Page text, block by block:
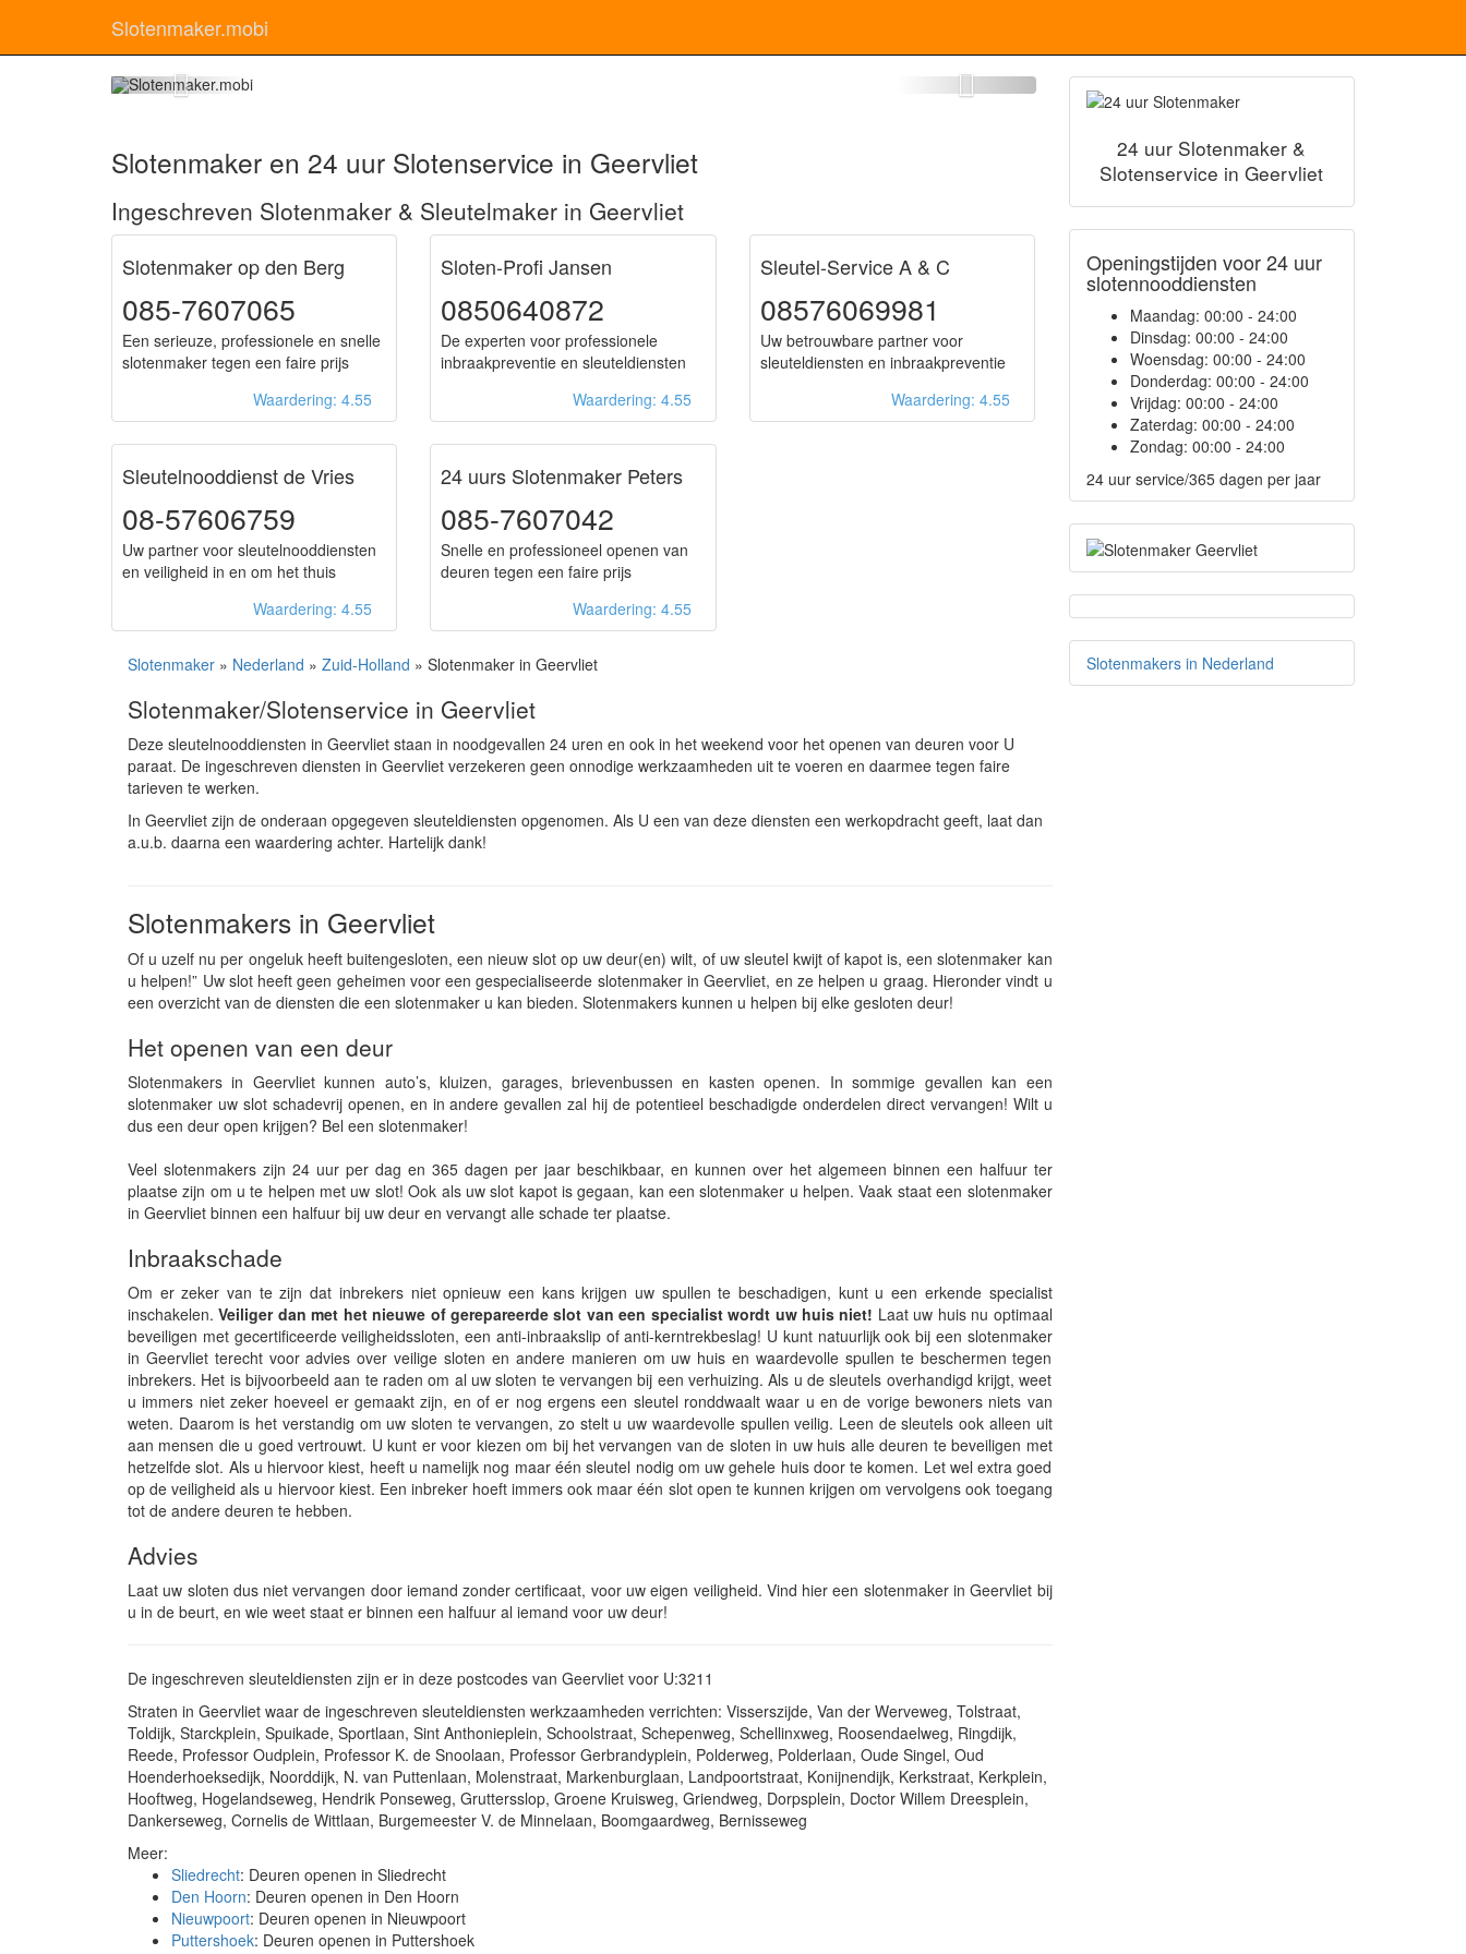
Slotenmaker.mobi
Slotenmaker en 24 uur Slotenservice in Geervliet
Ingeschreven Slotenmaker & Sleutelmaker in Geervliet
Slotenmaker op den Berg
085-7607065
Een serieuze, professionele en snelle
slotenmaker tegen een faire prijs
Waardering: 4.55
Sloten-Profi Jansen
0850640872
De experten voor professionele
inbraakpreventie en sleuteldiensten
Waardering: 4.55
Sleutel-Service A & C
08576069981
Uw betrouwbare partner voor
sleuteldiensten en inbraakpreventie
Waardering: 4.55
Sleutelnooddienst de Vries
08-57606759
Uw partner voor sleutelnooddiensten
en veiligheid in en om het thuis
Waardering: 4.55
24 uurs Slotenmaker Peters
085-7607042
Snelle en professioneel openen van
deuren tegen een faire prijs
Waardering: 4.55
Slotenmaker » Nederland » Zuid-Holland » Slotenmaker in Geervliet
Slotenmaker/Slotenservice in Geervliet
Deze sleutelnooddiensten in Geervliet staan in noodgevallen 24 uren en ook in het weekend voor het openen van deuren voor U
paraat. De ingeschreven diensten in Geervliet verzekeren geen onnodige werkzaamheden uit te voeren en daarmee tegen faire
tarieven te werken.
In Geervliet zijn de onderaan opgegeven sleuteldiensten opgenomen. Als U een van deze diensten een werkopdracht geeft, laat dan
a.u.b. daarna een waardering achter. Hartelijk dank!
Slotenmakers in Geervliet
Of u uzelf nu per ongeluk heeft buitengesloten, een nieuw slot op uw deur(en) wilt, of uw sleutel kwijt of kapot is, een slotenmaker kan
u helpen!” Uw slot heeft geen geheimen voor een gespecialiseerde slotenmaker in Geervliet, en ze helpen u graag. Hieronder vindt u
een overzicht van de diensten die een slotenmaker u kan bieden. Slotenmakers kunnen u helpen bij elke gesloten deur!
Het openen van een deur
Slotenmakers in Geervliet kunnen auto’s, kluizen, garages, brievenbussen en kasten openen. In sommige gevallen kan een
slotenmaker uw slot schadevrij openen, en in andere gevallen zal hij de potentieel beschadigde onderdelen direct vervangen! Wilt u
dus een deur open krijgen? Bel een slotenmaker!
Veel slotenmakers zijn 24 uur per dag en 365 dagen per jaar beschikbaar, en kunnen over het algemeen binnen een halfuur ter
plaatse zijn om u te helpen met uw slot! Ook als uw slot kapot is gegaan, kan een slotenmaker u helpen. Vaak staat een slotenmaker
in Geervliet binnen een halfuur bij uw deur en vervangt alle schade ter plaatse.
Inbraakschade
Om er zeker van te zijn dat inbrekers niet opnieuw een kans krijgen uw spullen te beschadigen, kunt u een erkende specialist
inschakelen. Veiliger dan met het nieuwe of gerepareerde slot van een specialist wordt uw huis niet! Laat uw huis nu optimaal
beveiligen met gecertificeerde veiligheidssloten, een anti-inbraakslip of anti-kerntrekbeslag! U kunt natuurlijk ook bij een slotenmaker
in Geervliet terecht voor advies over veilige sloten en andere manieren om uw huis en waardevolle spullen te beschermen tegen
inbrekers. Het is bijvoorbeeld aan te raden om al uw sloten te vervangen bij een verhuizing. Als u de sleutels overhandigd krijgt, weet
u immers niet zeker hoeveel er gemaakt zijn, en of er nog ergens een sleutel ronddwaalt waar u en de vorige bewoners niets van
weten. Daarom is het verstandig om uw sloten te vervangen, zo stelt u uw waardevolle spullen veilig. Leen de sleutels ook alleen uit
aan mensen die u goed vertrouwt. U kunt er voor kiezen om bij het vervangen van de sloten in uw huis alle deuren te beveiligen met
hetzelfde slot. Als u hiervoor kiest, heeft u namelijk nog maar één sleutel nodig om uw gehele huis door te komen. Let wel extra goed
op de veiligheid als u hiervoor kiest. Een inbreker hoeft immers ook maar één slot open te kunnen krijgen om vervolgens ook toegang
tot de andere deuren te hebben.
Advies
Laat uw sloten dus niet vervangen door iemand zonder certificaat, voor uw eigen veiligheid. Vind hier een slotenmaker in Geervliet bij
u in de beurt, en wie weet staat er binnen een halfuur al iemand voor uw deur!
De ingeschreven sleuteldiensten zijn er in deze postcodes van Geervliet voor U:3211
Straten in Geervliet waar de ingeschreven sleuteldiensten werkzaamheden verrichten: Visserszijde, Van der Werveweg, Tolstraat,
Toldijk, Starckplein, Spuikade, Sportlaan, Sint Anthonieplein, Schoolstraat, Schepenweg, Schellinxweg, Roosendaelweg, Ringdijk,
Reede, Professor Oudplein, Professor K. de Snoolaan, Professor Gerbrandyplein, Polderweg, Polderlaan, Oude Singel, Oud
Hoenderhoeksedijk, Noorddijk, N. van Puttenlaan, Molenstraat, Markenburglaan, Landpoortstraat, Konijnendijk, Kerkstraat, Kerkplein,
Hooftweg, Hogelandseweg, Hendrik Ponseweg, Gruttersslop, Groene Kruisweg, Griendweg, Dorpsplein, Doctor Willem Dreesplein,
Dankerseweg, Cornelis de Wittlaan, Burgemeester V. de Minnelaan, Boomgaardweg, Bernisseweg
Meer:
Sliedrecht: Deuren openen in Sliedrecht
Den Hoorn: Deuren openen in Den Hoorn
Nieuwpoort: Deuren openen in Nieuwpoort
Puttershoek: Deuren openen in Puttershoek
24 uur Slotenmaker &
Slotenservice in Geervliet
Openingstijden voor 24 uur
slotennooddiensten
Maandag: 00:00 - 24:00
Dinsdag: 00:00 - 24:00
Woensdag: 00:00 - 24:00
Donderdag: 00:00 - 24:00
Vrijdag: 00:00 - 24:00
Zaterdag: 00:00 - 24:00
Zondag: 00:00 - 24:00
24 uur service/365 dagen per jaar
Slotenmakers in Nederland